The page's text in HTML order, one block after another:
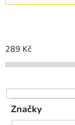
z
í
p
o
d
u
289 Kč
Značky